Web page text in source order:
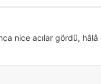
nice acılar gördü,